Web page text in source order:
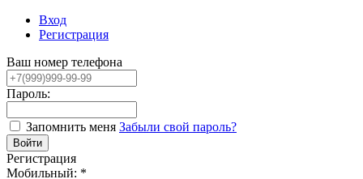
Вход
Регистрация
Ваш номер телефона
Пароль:
Запомнить меня Забыли свой пароль?
Регистрация
Мобильный: *